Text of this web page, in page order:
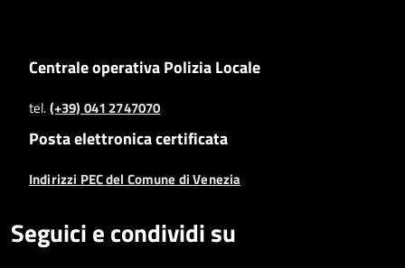
Centrale operativa Polizia Locale
tel.(+39) 041 2747070
Posta elettronica certificata
Indirizzi PEC del Comune di Venezia
Seguici e condividi su